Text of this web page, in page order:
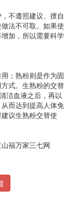
不遵照建议、擅自
法不可取。如果使
加，所以需要科学
；熟粉则是作为固
式。生熟粉的交替
洁血液之后，再以
而达到提高人体免
议生熟粉交替使
福万家三七网